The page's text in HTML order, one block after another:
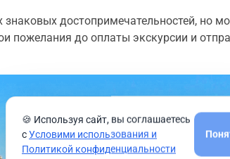
достопримечательностей, но
пожелания до оплаты экскурсии и
🍪 Используя сайт, вы соглашаетесь
сУсловими использования и
Политикой конфиденциальности